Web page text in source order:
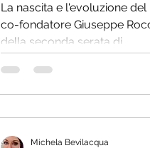
La nascita e l'evoluzione
co-fondatore Giuseppe
della seconda serata di...
Michela Bevilacqua